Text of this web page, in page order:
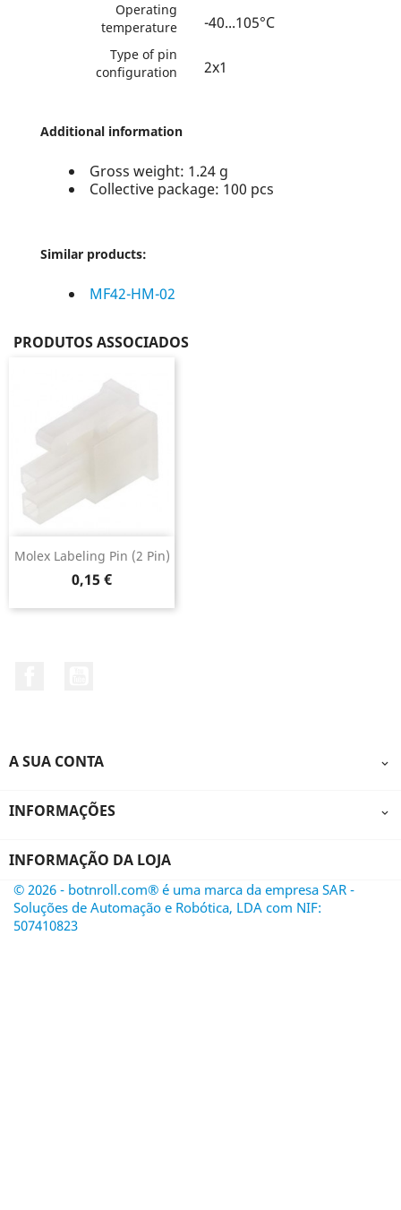
Operating
temperature
-40...105°C
Type of pin
configuration
2x1
Additional information
Gross weight: 1.24 g
Collective package: 100 pcs
Similar products:
MF42-HM-02
PRODUTOS ASSOCIADOS
Molex Labeling Pin (2 Pin)
Preço
0,15 €
A SUA CONTA 
INFORMAÇÕES 
INFORMAÇÃO DA LOJA
© 2026 - botnroll.com® é uma marca da empresa SAR -
Soluções de Automação e Robótica, LDA com NIF:
507410823